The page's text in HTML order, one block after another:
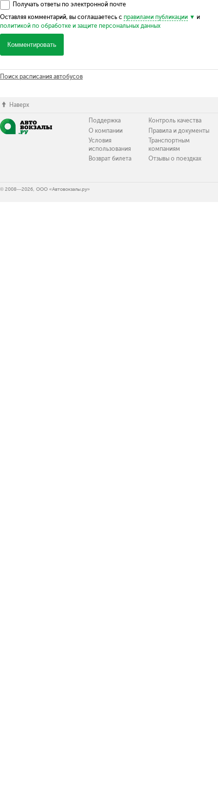
Получать ответы по электронной почте
Оставляя комментарий, вы соглашаетесь с правилами публикации
и
политикой по обработке и защите персональных данных
Комментировать
Поиск расписания автобусов
Наверх
Поддержка
О компании
Условия
использования
Возврат билета
Контроль качества
Правила и документы
Транспортным
компаниям
Отзывы о поездках
© 2008—2026, ООО «Автовокзалы.ру»